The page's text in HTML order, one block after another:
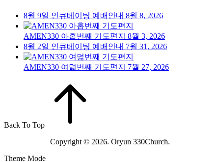
8월 9일 인큐베이팅 예배안내 8월 8, 2026
AMEN330 아홉번째 기도편지 8월 3, 2026
8월 2일 인큐베이팅 예배안내 7월 31, 2026
AMEN330 여덟번째 기도편지 7월 27, 2026
Back To Top
Copyright © 2026. Oryun 330Church.
Theme Mode